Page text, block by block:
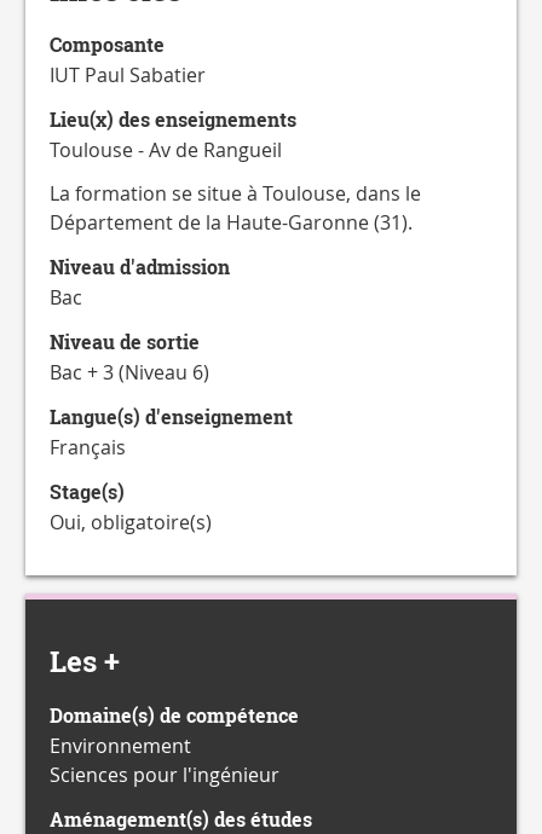
CATALOGUE
FORMATIONS
Composante
IUT Paul Sabatier
Lieu(x) des enseignements
Toulouse - Av de Rangueil
La formation se situe à Toulouse, dans le
Département de la Haute-Garonne (31).
Niveau d'admission
Bac
Niveau de sortie
Bac + 3 (Niveau 6)
Langue(s) d'enseignement
Français
Stage(s)
Oui, obligatoire(s)
Les +
Domaine(s) de compétence
Environnement
Sciences pour l'ingénieur
Aménagement(s) des études